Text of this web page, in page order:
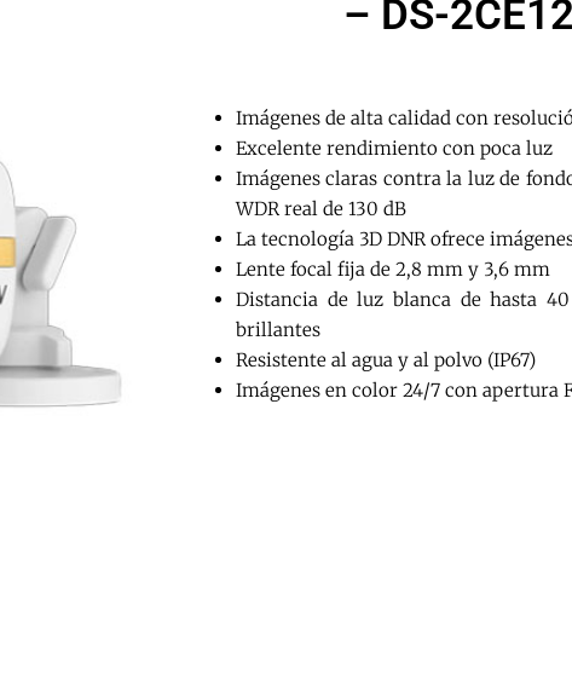
– DS-
Imágenes de alta calidad con
Excelente rendimiento con poca luz
Imágenes claras contra la luz de
WDR real de 130 dB
La tecnología 3D DNR ofrece
Lente focal fija de 2,8 mm y 3,6 mm
Distancia de luz blanca de hasta
brillantes
Resistente al agua y al polvo (IP67)
Imágenes en color 24/7 con apertura